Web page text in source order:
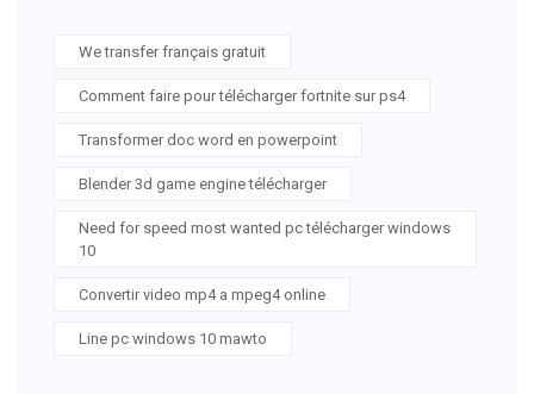
We transfer français gratuit
Comment faire pour télécharger fortnite sur ps4
Transformer doc word en powerpoint
Blender 3d game engine télécharger
Need for speed most wanted pc télécharger windows
10
Convertir video mp4 a mpeg4 online
Line pc windows 10 mawto